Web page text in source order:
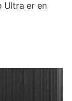
Ultra er en